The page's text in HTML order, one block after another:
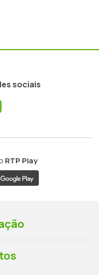
sociais
RTP Play